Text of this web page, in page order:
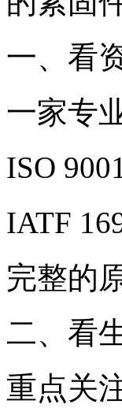
一、看
一家专
ISO
IATF
完整的
二、看
重点关